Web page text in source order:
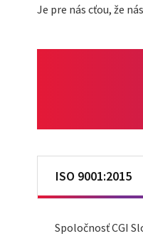
Je pre nás cťou, že
ISO 9001:2015
Spoločnosť CGI